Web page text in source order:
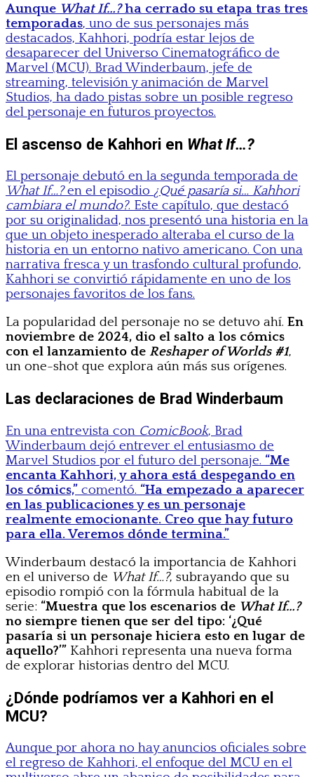
Aunque What If…?ha cerrado su etapa tras tres
temporadas, uno de sus personajes más
destacados, Kahhori, podría estar lejos de
desaparecer del Universo Cinematográfico de
Marvel (MCU). Brad Winderbaum, jefe de
streaming, televisión y animación de Marvel
Studios, ha dado pistas sobre un posible regreso
del personaje en futuros proyectos.
El ascenso de Kahhori en What If…?
El personaje debutó en la segunda temporada de
What If…?en el episodio ¿Qué pasaría si… Kahhori
cambiara el mundo?. Este capítulo, que destacó
por su originalidad, nos presentó una historia en la
que un objeto inesperado alteraba el curso de la
historia en un entorno nativo americano. Con una
narrativa fresca y un trasfondo cultural profundo,
Kahhori se convirtió rápidamente en uno de los
personajes favoritos de los fans.
La popularidad del personaje no se detuvo ahí. En
noviembre de 2024, dio el salto a los cómics
con el lanzamiento de Reshaper of Worlds #1,
un one-shot que explora aún más sus orígenes.
Las declaraciones de Brad Winderbaum
En una entrevista con ComicBook, Brad
Winderbaum dejó entrever el entusiasmo de
Marvel Studios por el futuro del personaje. “Me
encanta Kahhori, y ahora está despegando en
los cómics,” comentó. “Ha empezado a aparecer
en las publicaciones y es un personaje
realmente emocionante. Creo que hay futuro
para ella. Veremos dónde termina.”
Winderbaum destacó la importancia de Kahhori
en el universo de What If…?, subrayando que su
episodio rompió con la fórmula habitual de la
serie: “Muestra que los escenarios de What If…?
no siempre tienen que ser del tipo: ‘¿Qué
pasaría si un personaje hiciera esto en lugar de
aquello?’” Kahhori representa una nueva forma
de explorar historias dentro del MCU.
¿Dónde podríamos ver a Kahhori en el
MCU?
Aunque por ahora no hay anuncios oficiales sobre
el regreso de Kahhori, el enfoque del MCU en el